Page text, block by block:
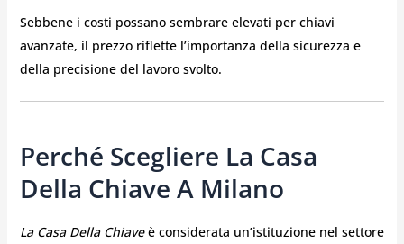
Sebbene i costi possano sembrare elevati per chiavi
avanzate, il prezzo riflette l’importanza della sicurezza e
della precisione del lavoro svolto.
Perché Scegliere La Casa
Della Chiave A Milano
La Casa Della Chiaveè considerata un’istituzione nel settore